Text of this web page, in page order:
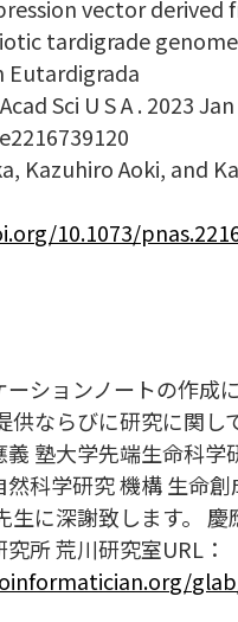
vector derived
tardigrade
Eutardigrada
Sci U S A . 2023 Jan
Kazuhiro Aoki, and
10.1073/
ーションノートの作成
供ならびに研究に関し
義 塾大学先端生命科学
然科学研究 機構 生命
生に深謝致します。
所 荒川研究室URL：